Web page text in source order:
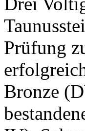
Prüfung
Bronze